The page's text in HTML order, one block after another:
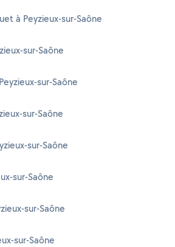
à Peyzieux-sur-Saône
sur-Saône
sur-Saône
sur-Saône
sur-Saône
sur-Saône
sur-Saône
sur-Saône